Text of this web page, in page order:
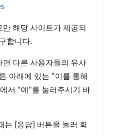
해당 사이트가 제공되
합니다.
다른 사용자들의 유사
아래에 있는 "이를 통해
서 "예"를 눌러주시기 바
는 [응답] 버튼을 눌러 회